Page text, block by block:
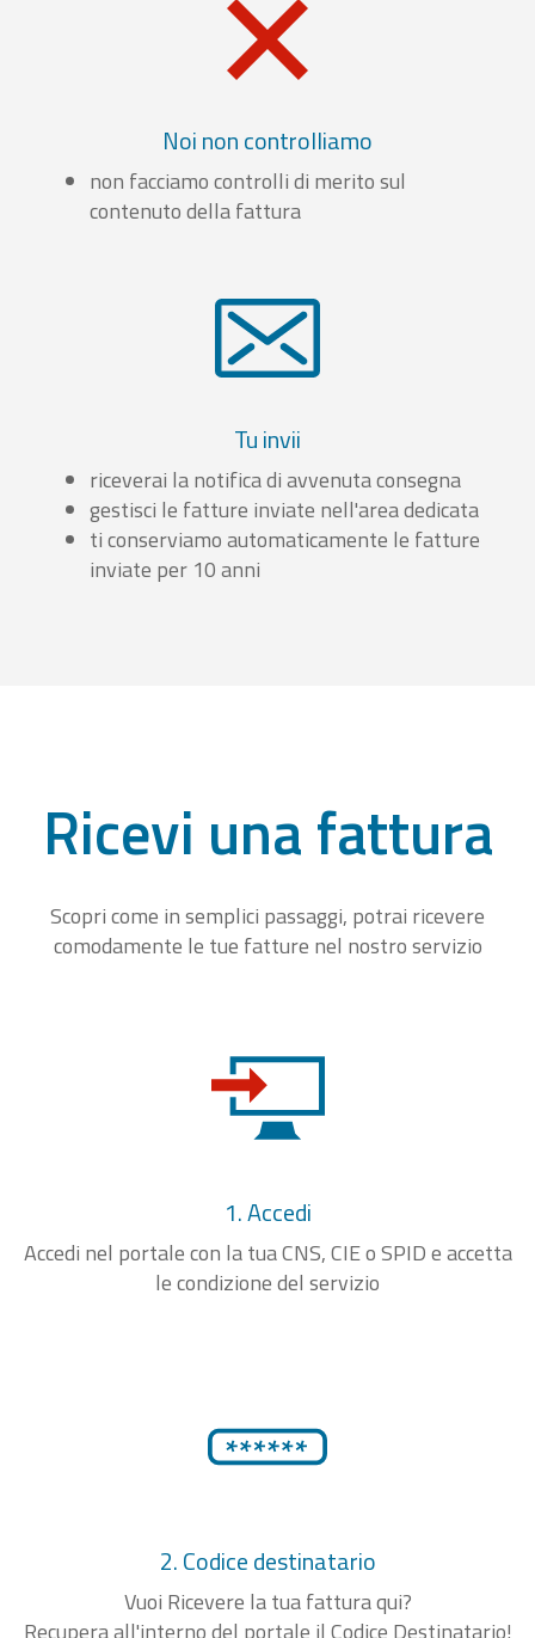
Noi non controlliamo
non facciamo controlli di merito sul
contenuto della fattura
Tu invii
riceverai la notifica di avvenuta consegna
gestisci le fatture inviate nell'area dedicata
ti conserviamo automaticamente le fatture
inviate per 10 anni
Ricevi una fattura
Scopri come in semplici passaggi, potrai ricevere
comodamente le tue fatture nel nostro servizio
1. Accedi
Accedi nel portale con la tua CNS, CIE o SPID e accetta
le condizione del servizio
2. Codice destinatario
Vuoi Ricevere la tua fattura qui?
Recupera all'interno del portale il Codice Destinatario!